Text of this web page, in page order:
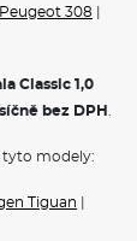
Peugeot 308
Classic 1,0
bez DPH
tyto modely:
Tiguan